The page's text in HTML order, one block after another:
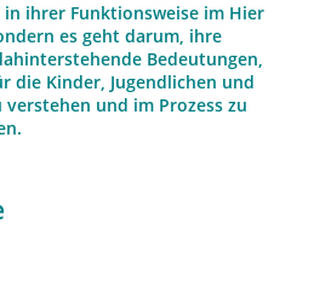
ihrer Funktionsweise im Hier
es geht darum, ihre
Bedeutungen,
die Kinder, Jugendlichen und
verstehen und im Prozess zu